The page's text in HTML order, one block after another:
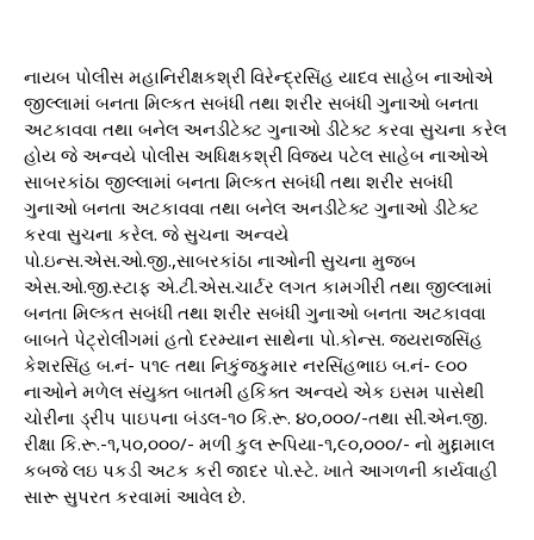
નાયબ પોલીસ મહાનિરીક્ષકશ્રી વિરેન્દ્રસિંહ યાદવ સાહેબ નાઓએ
જીલ્લામાં બનતા મિલ્કત સબંધી તથા શરીર સબંધી ગુનાઓ બનતા
અટકાવવા તથા બનેલ અનડીટેક્ટ ગુનાઓ ડીટેક્ટ કરવા સુચના કરેલ
હોય જે અન્વયે પોલીસ અધિક્ષકશ્રી વિજય પટેલ સાહેબ નાઓએ
સાબરકાંઠા જીલ્લામાં બનતા મિલ્કત સબંધી તથા શરીર સબંધી
ગુનાઓ બનતા અટકાવવા તથા બનેલ અનડીટેક્ટ ગુનાઓ ડીટેક્ટ
કરવા સુચના કરેલ. જે સુચના અન્વયે
પો.ઇન્સ.એસ.ઓ.જી.,સાબરકાંઠા નાઓની સુચના મુજબ
એસ.ઓ.જી.સ્ટાફ એ.ટી.એસ.ચાર્ટર લગત કામગીરી તથા જીલ્લામાં
બનતા મિલ્કત સબંધી તથા શરીર સબંધી ગુનાઓ બનતા અટકાવવા
બાબતે પેટ્રોલીંગમાં હતો દરમ્યાન સાથેના પો.કોન્સ. જયરાજસિંહ
કેશરસિંહ બ.નં- ૫૧૯ તથા નિકુંજકુમાર નરસિંહભાઇ બ.નં- ૯૦૦
નાઓને મળેલ સંયુક્ત બાતમી હકિક્ત અન્વયે એક ઇસમ પાસેથી
ચોરીના ડ્રીપ પાઇપના બંડલ-૧૦ કિ.રૂ. ૪૦,૦૦૦/-તથા સી.એન.જી.
રીક્ષા કિ.રૂ.-૧,૫૦,૦૦૦/- મળી કુલ રૂપિયા-૧,૯૦,૦૦૦/- નો મુદ્દામાલ
કબજે લઇ પકડી અટક કરી જાદર પો.સ્ટે. ખાતે આગળની કાર્યવાહી
સારૂ સુપરત કરવામાં આવેલ છે.